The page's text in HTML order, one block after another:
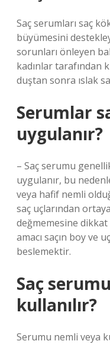
Saç serumları saç
büyümesini
sorunları önleyen
kadınlar tarafından
duştan sonra ıslak
Serumlar
uygulanır?
– Saç serumu
uygulanır, bu
veya hafif nemli
saç uçlarından
değmemesine
amacı saçın boy ve
beslemektir.
Saç
kullanılır?
Serumu nemli veya